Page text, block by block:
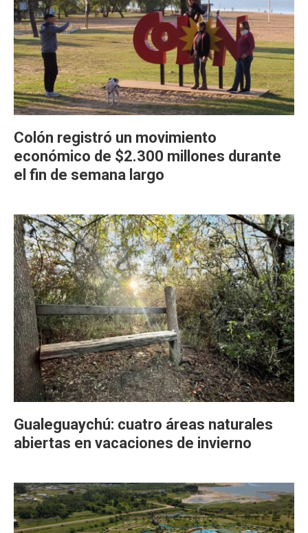
Colón registró un movimiento
económico de $2.300 millones durante
el fin de semana largo
Gualeguaychú: cuatro áreas naturales
abiertas en vacaciones de invierno